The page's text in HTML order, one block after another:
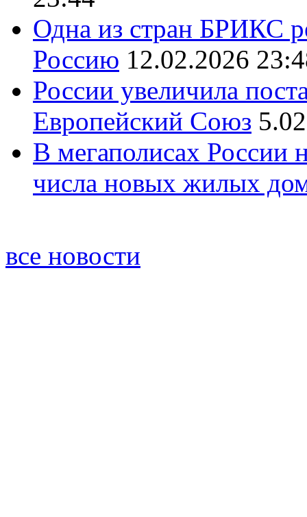
Одна из стран БРИКС
Россию 12.02.2026
России увеличила
Европейский Союз
В мегаполисах России
числа новых жилых
все новости